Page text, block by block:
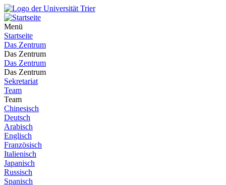
Menü
Startseite
Das Zentrum
Das Zentrum
Das Zentrum
Das Zentrum
Sekretariat
Team
Team
Chinesisch
Deutsch
Arabisch
Englisch
Französisch
Italienisch
Japanisch
Russisch
Spanisch